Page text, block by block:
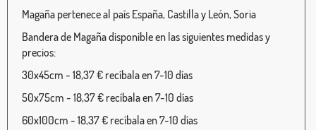
Magaña pertenece al país España, Castilla y León, Soria
Bandera de Magaña disponible en las siguientes medidas y
precios:
30x45cm - 18,37 € recíbala en 7-10 días
50x75cm - 18,37 € recíbala en 7-10 días
60x100cm - 18,37 € recíbala en 7-10 días